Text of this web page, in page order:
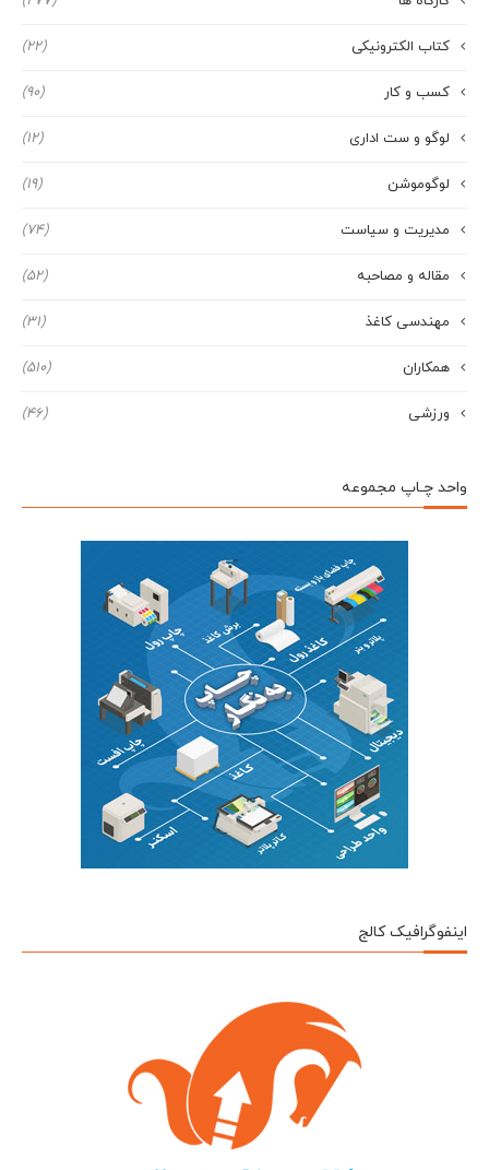
کتاب الکترونیکی (22)
کسب و کار (90)
لوگو و ست اداری (12)
لوگوموشن (19)
مدیریت و سیاست (74)
مقاله و مصاحبه (52)
مهندسی کاغذ (31)
همکاران (510)
ورزشی (46)
واحد چـاپ مجموعه
اینفوگرافیک کالج